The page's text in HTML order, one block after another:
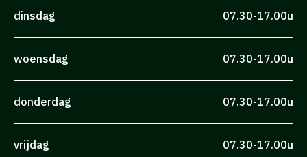
dinsdag 07.30-17.00u
woensdag 07.30-17.00u
donderdag 07.30-17.00u
vrijdag 07.30-17.00u